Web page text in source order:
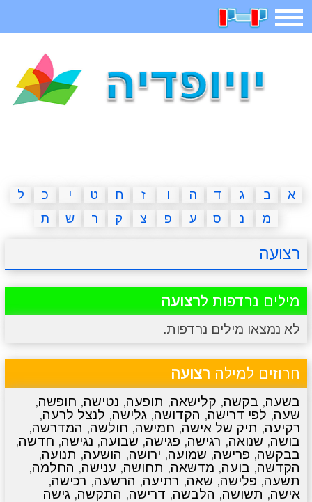
תפריט
איש תלוי מדריכים פוקימון גו מצא הבדלים
יצירה משחקי בנות אשליות חדשות
א ב ג ד ה ו ז ח ט י כ
ל
מ
נ ס ע פ צ ק ר ש ת
רצועה
מילים נרדפות לרצועה
לא נמצאו מילים נרדפות.
חרוזים למילה רצועה
בשעה, בקשה, קלישאה, תופעה, נטישה, חופשה,
שעה, לפי דרישה, הקדושה, גלישה, לנצל לרעה,
רקיעה, תיק של אישה, חמישה, חולשה, המדרשה,
בושה, שנואה, רגישה, פגישה, שבועה, נגישה, חדשה,
בבקשה, פרישה, שמועה, ירושה, הושעה, תנועה,
הקדשה, בועה, מדשאה, תחושה, ענישה, החלמה,
תשעה, פלישה, שאה, רתיעה, הרשעה, רכישה,
אישה, תשושה, הלבשה, דרישה, התקשה, גישה